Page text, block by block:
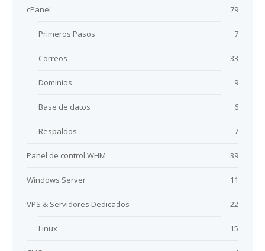
cPanel 79
Primeros Pasos 7
Correos 33
Dominios 9
Base de datos 6
Respaldos 7
Panel de control WHM 39
Windows Server 11
VPS & Servidores Dedicados 22
Linux 15